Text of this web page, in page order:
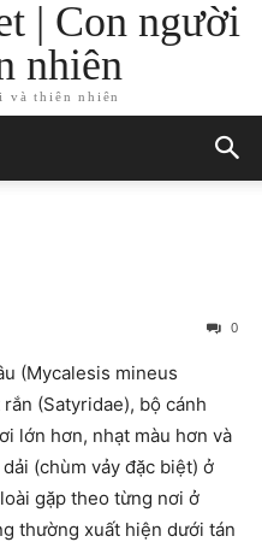
| Con người
nhiên
và thiên nhiên
0
(Mycalesis mineus
(Satyridae), bộ cánh
lớn hơn, nhạt màu hơn và
(chùm vảy đặc biệt) ở
gặp theo từng nơi ở
thường xuất hiện dưới tán